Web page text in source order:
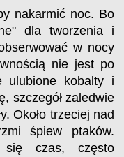
nakarmić noc. Bo
dla tworzenia i
w nocy
nie jest po
ulubione kobalty i
szczegół zaledwie
Około trzeciej nad
śpiew ptaków.
czas, często